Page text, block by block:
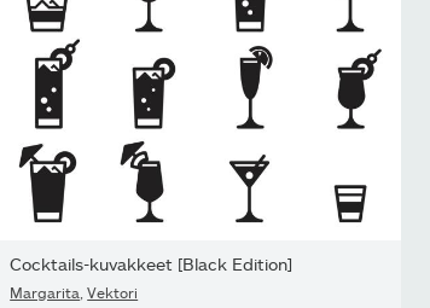
Cocktails-kuvakkeet [Black Edition]
Margarita ,Vektori